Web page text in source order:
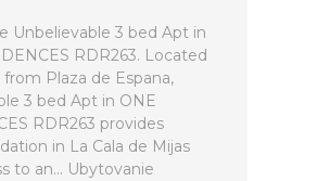
Unbelievable 3 bed Apt in
RDR263. Located
Plaza de Espana,
3 bed Apt in ONE
RDR263 provides
in La Cala de Mijas
to an... Ubytovanie